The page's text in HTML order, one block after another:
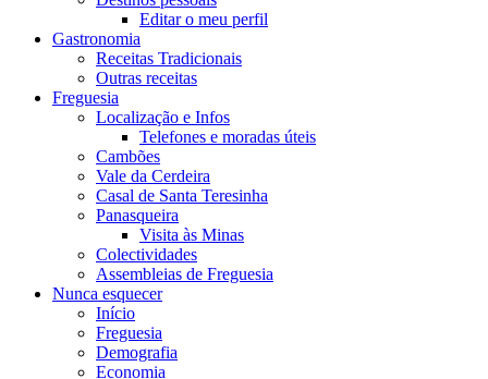
Editar o meu perfil
Gastronomia
Receitas Tradicionais
Outras receitas
Freguesia
Localização e Infos
Telefones e moradas úteis
Cambões
Vale da Cerdeira
Casal de Santa Teresinha
Panasqueira
Visita às Minas
Colectividades
Assembleias de Freguesia
Nunca esquecer
Início
Freguesia
Demografia
Economia